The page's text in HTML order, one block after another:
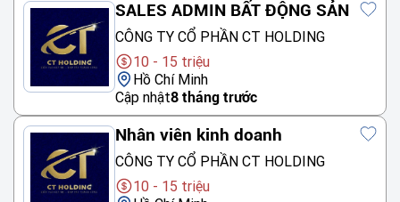
SALES ADMIN BẤT ĐỘNG SẢN
CÔNG TY CỔ PHẦN CT HOLDING
10 - 15 triệu
Hồ Chí Minh
Cập nhật8 tháng trước
Nhân viên kinh doanh
CÔNG TY CỔ PHẦN CT HOLDING
10 - 15 triệu